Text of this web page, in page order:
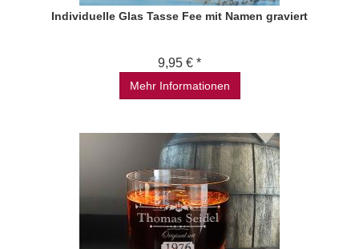
Individuelle Glas Tasse Fee mit Namen graviert
9,95 € *
Mehr Informationen